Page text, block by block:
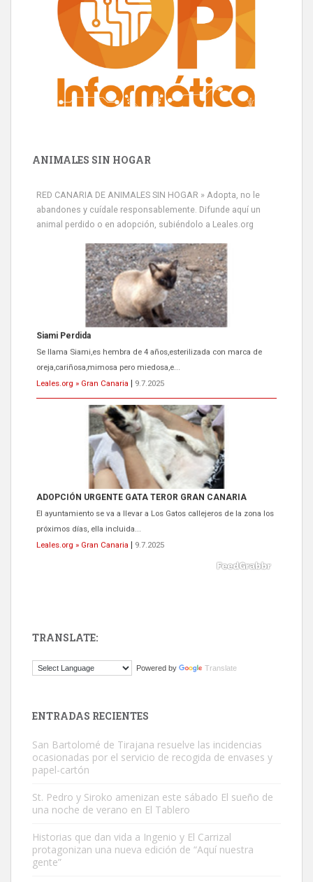
ANIMALES SIN HOGAR
RED CANARIA DE ANIMALES SIN HOGAR » Adopta, no le
abandones y cuídale responsablemente. Difunde aquí un
animal perdido o en adopción, subiéndolo a Leales.org
Siami Perdida
Se llama Siami,es hembra de 4 años,esterilizada con marca de
oreja,cariñosa,mimosa pero miedosa,e...
Leales.org » Gran Canaria | 9.7.2025
ADOPCIÓN URGENTE GATA TEROR GRAN CANARIA
El ayuntamiento se va a llevar a Los Gatos callejeros de la zona los
próximos días, ella incluida...
Leales.org » Gran Canaria | 9.7.2025
Este gato macho ha aparecido en la calle hace menos de un mes,
Busco adopción responsable para mi perra. Pastor alemán,
hembra, 4 años. Por motivos personales ...
Leales.org » Gran Canaria
TRANSLATE:
Powered by Translate
ENTRADAS RECIENTES
San Bartolomé de Tirajana resuelve las incidencias
ocasionadas por el servicio de recogida de envases y
papel-cartón
St. Pedro y Siroko amenizan este sábado El sueño de
una noche de verano en El Tablero
Historias que dan vida a Ingenio y El Carrizal
protagonizan una nueva edición de “Aquí nuestra
gente”